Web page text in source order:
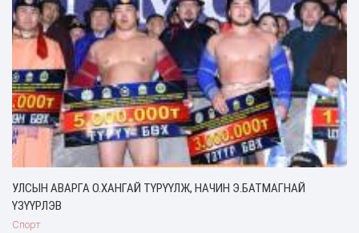
УЛСЫН АВАРГА О.ХАНГАЙ ТҮРҮҮЛЖ, НАЧИН Э.БАТМАГНАЙ
ҮЗҮҮРЛЭВ
Спорт